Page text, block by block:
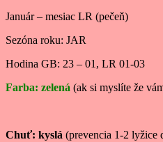
Január – mesiac LR (pečeň)
Sezóna roku: JAR
Hodina GB: 23 – 01, LR 01-03
Farba: zelená (ak si myslíte že
Chuť: kyslá (prevencia 1-2 lyžice